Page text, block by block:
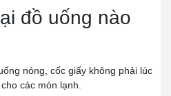
đồ uống nào
nóng, cốc giấy không phải lúc
các món lạnh.